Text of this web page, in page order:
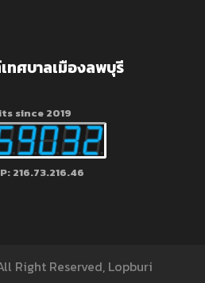
ทศบาลเมืองลพบุรี
since 2019
216.73.216.46
Right Reserved, Lopburi